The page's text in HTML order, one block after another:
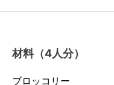
材料（4人分）
ブロッコリー